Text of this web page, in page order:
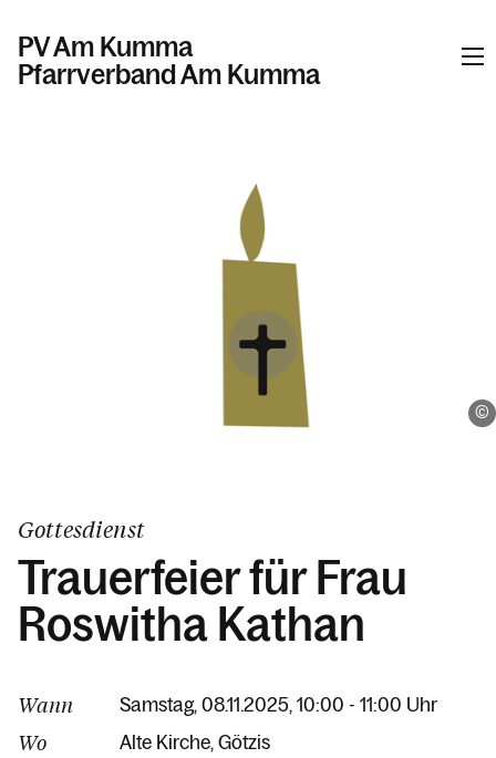
PV Am Kumma
Pfarrverband Am Kumma
Gottesdienst
Trauerfeier für Frau
Roswitha Kathan
Wann Samstag, 08.11.2025, 10:00 - 11:00 Uhr
Wo Alte Kirche Götzis